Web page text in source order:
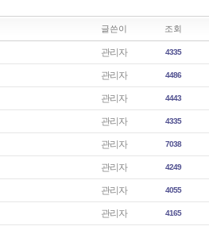
글쓴이 조회
관리자 4335
관리자 4486
관리자 4443
관리자 4335
관리자 7038
관리자 4249
관리자 4055
관리자 4165